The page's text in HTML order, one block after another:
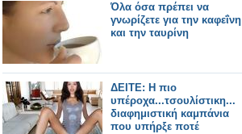
Όλα όσα πρέπει να
γνωρίζετε για την καφεΐνη
και την ταυρίνη
ΔΕΙΤΕ: Η πιο
υπέροχα...τσουλίστικη...
διαφημιστική καμπάνια
που υπήρξε ποτέ